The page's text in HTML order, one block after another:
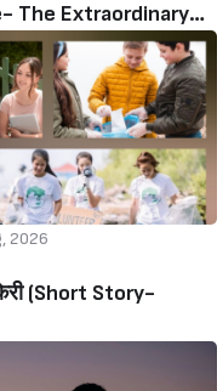
The Extraordinary
Ordinary Object…)
2026
(Short Story-